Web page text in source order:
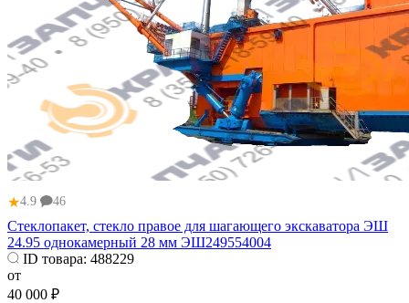
★4.9 46
Стеклопакет, стекло правое для шагающего экскаватора ЭШ
24.95 однокамерный 28 мм ЭШ249554004
ID товара: 488229
от
40 000 ₽